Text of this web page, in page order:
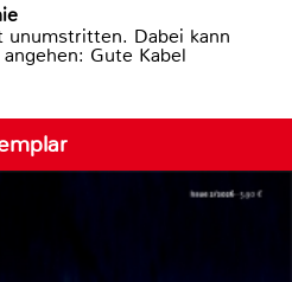
unumstritten. Dabei kann
Gute Kabel